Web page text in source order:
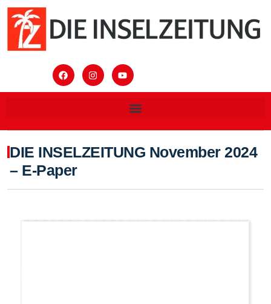
DIE INSELZEITUNG November 2024
– E-Paper